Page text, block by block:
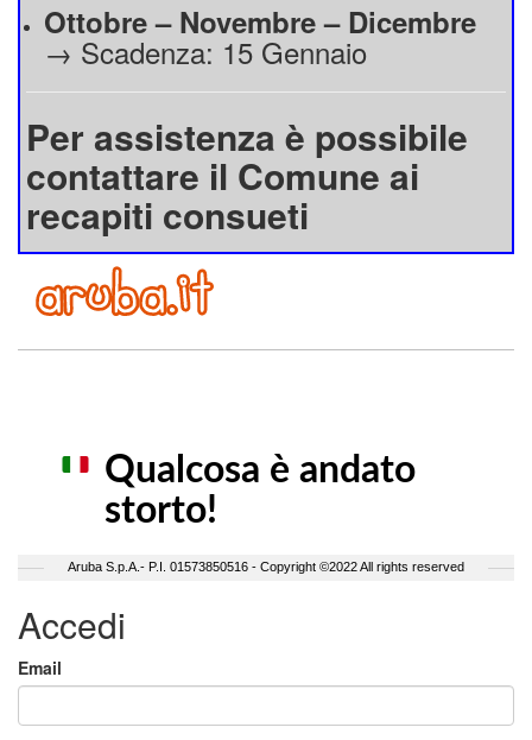
Ottobre – Novembre – Dicembre
→ Scadenza: 15 Gennaio
Per assistenza è possibile
contattare il Comune ai
recapiti consueti
Accedi
Email